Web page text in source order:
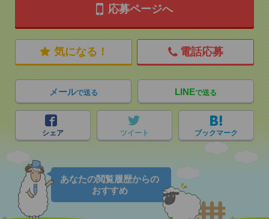
応募ページへ
気になる！ 電話応募
メールで送る LINEで送る
シェア ツイート ブックマーク
あなたの閲覧履歴からの
おすすめ